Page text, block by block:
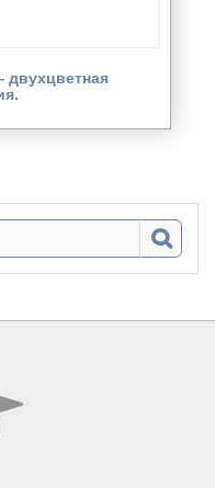
двухцветная